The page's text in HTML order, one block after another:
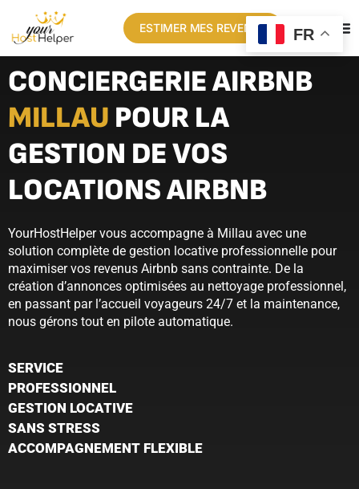
ESTIMER MES REVENUS
CONCIERGERIE AIRBNB
MILLAU POUR LA
GESTION DE VOS
LOCATIONS AIRBNB
YourHostHelper vous accompagne à Millau avec une
solution complète de gestion locative professionnelle pour
maximiser vos revenus Airbnb sans contrainte. De la
création d’annonces optimisées au nettoyage professionnel,
en passant par l’accueil voyageurs 24/7 et la maintenance,
nous gérons tout en pilote automatique.
SERVICE
PROFESSIONNEL
GESTION LOCATIVE
SANS STRESS
ACCOMPAGNEMENT FLEXIBLE
FR